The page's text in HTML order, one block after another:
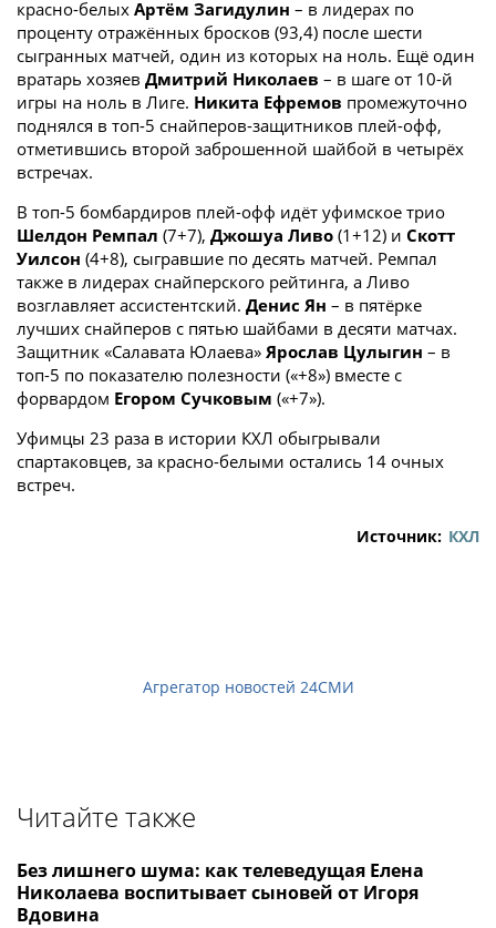
красно-белых Артём Загидулин – в лидерах по
проценту отражённых бросков (93,4) после шести
сыгранных матчей, один из которых на ноль. Ещё один
вратарь хозяев Дмитрий Николаев – в шаге от 10-й
игры на ноль в Лиге. Никита Ефремов промежуточно
поднялся в топ-5 снайперов-защитников плей-офф,
отметившись второй заброшенной шайбой в четырёх
встречах.
В топ-5 бомбардиров плей-офф идёт уфимское трио
Шелдон Ремпал (7+7), Джошуа Ливо (1+12) и Скотт
Уилсон (4+8), сыгравшие по десять матчей. Ремпал
также в лидерах снайперского рейтинга, а Ливо
возглавляет ассистентский. Денис Ян – в пятёрке
лучших снайперов с пятью шайбами в десяти матчах.
Защитник «Салавата Юлаева» Ярослав Цулыгин – в
топ-5 по показателю полезности («+8») вместе с
форвардом Егором Сучковым («+7»).
Уфимцы 23 раза в истории КХЛ обыгрывали
спартаковцев, за красно-белыми остались 14 очных
встреч.
Источник: КХЛ
Агрегатор новостей 24СМИ
Читайте также
Без лишнего шума: как телеведущая Елена
Николаева воспитывает сыновей от Игоря
Вдовина